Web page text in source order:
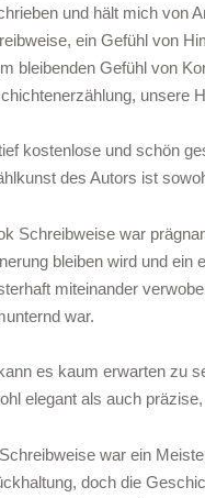
und hält mich von
ein Gefühl von
bleibenden Gefühl von
unsere
kostenlose und schön
des Autors ist
Schreibweise war
bleiben wird und ein
miteinander
war.
es kaum erwarten zu
elegant als auch
war ein
doch die